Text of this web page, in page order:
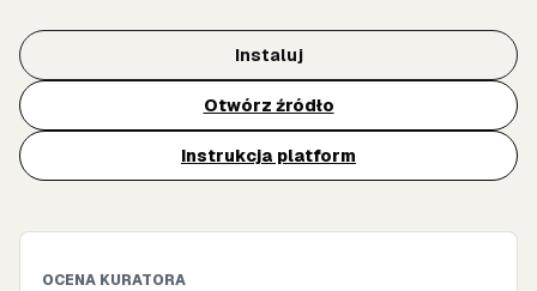
Instaluj
Otwórz źródło
Instrukcja platform
OCENA KURATORA